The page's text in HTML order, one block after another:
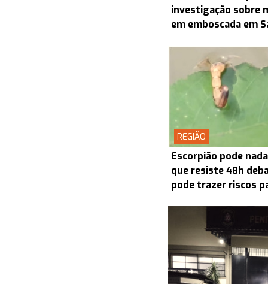
investigação sobre
em emboscada em
REGIÃO
Escorpião pode
que resiste 48h
pode trazer riscos